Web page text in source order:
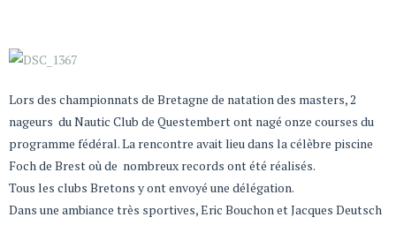
Lors des championnats de Bretagne de natation des masters, 2
nageurs du Nautic Club de Questembert ont nagé onze courses du
programme fédéral. La rencontre avait lieu dans la célèbre piscine
Foch de Brest où de nombreux records ont été réalisés.
Tous les clubs Bretons y ont envoyé une délégation.
Dans une ambiance très sportives, Eric Bouchon et Jacques Deutsch